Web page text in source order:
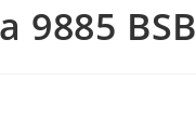
9885 BSB